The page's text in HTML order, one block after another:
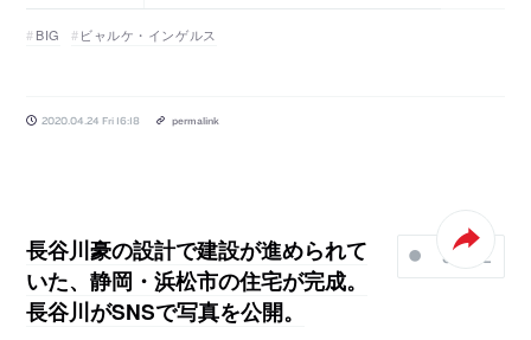
BIG ビャルケ・インゲルス
2020.04.24 Fri 16:18 permalink
SHARE
長谷川豪の設計で建設が進められて
いた、静岡・浜松市の住宅が完成。
長谷川がSNSで写真を公開。